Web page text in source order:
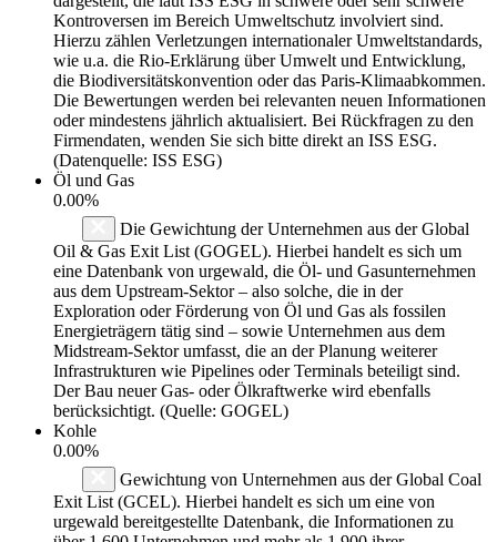
Kontroversen im Bereich Umweltschutz involviert sind.
Hierzu zählen Verletzungen internationaler Umweltstandards,
wie u.a. die Rio-Erklärung über Umwelt und Entwicklung,
die Biodiversitätskonvention oder das Paris-Klimaabkommen.
Die Bewertungen werden bei relevanten neuen Informationen
oder mindestens jährlich aktualisiert. Bei Rückfragen zu den
Firmendaten, wenden Sie sich bitte direkt an ISS ESG.
(Datenquelle: ISS ESG)
Öl und Gas
0.00%
Die Gewichtung der Unternehmen aus der Global
Oil & Gas Exit List (GOGEL). Hierbei handelt es sich um
eine Datenbank von urgewald, die Öl- und Gasunternehmen
aus dem Upstream-Sektor – also solche, die in der
Exploration oder Förderung von Öl und Gas als fossilen
Energieträgern tätig sind – sowie Unternehmen aus dem
Midstream-Sektor umfasst, die an der Planung weiterer
Infrastrukturen wie Pipelines oder Terminals beteiligt sind.
Der Bau neuer Gas- oder Ölkraftwerke wird ebenfalls
berücksichtigt. (Quelle: GOGEL)
Kohle
0.00%
Gewichtung von Unternehmen aus der Global Coal
Exit List (GCEL). Hierbei handelt es sich um eine von
urgewald bereitgestellte Datenbank, die Informationen zu